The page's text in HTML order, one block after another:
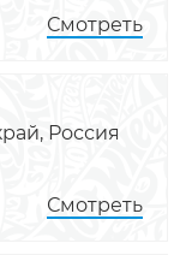
Смотреть
Россия
Смотреть